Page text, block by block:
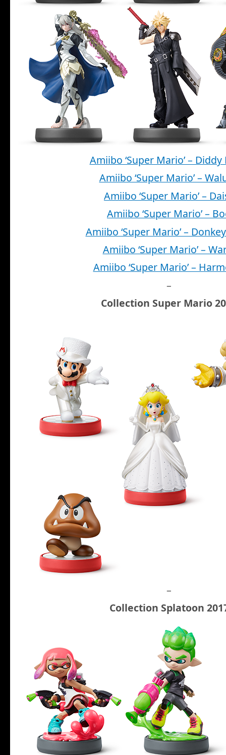
Amiibo ‘Super Mario’ – Diddy
Amiibo ‘Super Mario’ –
Amiibo ‘Super Mario’ –
Amiibo ‘Super Mario’ –
Amiibo ‘Super Mario’ –
Amiibo ‘Super Mario’ –
Amiibo ‘Super Mario’ –
–
Collection Super Mario
–
Collection Splatoon